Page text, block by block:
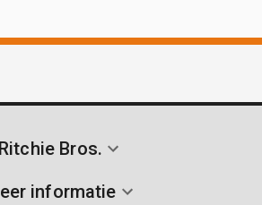
Ritchie Bros.
informatie